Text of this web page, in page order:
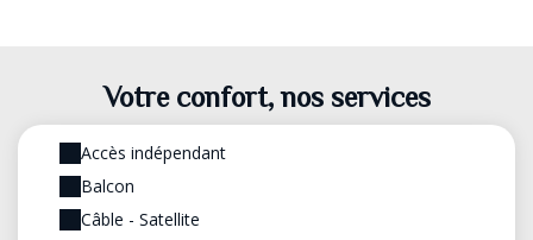
Votre confort, nos services
Accès indépendant
Balcon
Câble - Satellite